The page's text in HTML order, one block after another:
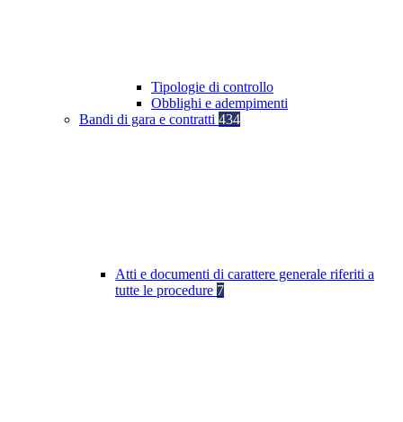
Tipologie di controllo
Obblighi e adempimenti
Bandi di gara e contratti 434
Atti e documenti di carattere generale riferiti a
tutte le procedure 7